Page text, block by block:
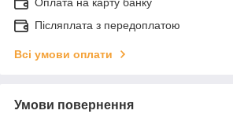
Оплата на карту банку
Післяплата з передоплатою
Всі умови оплати
Умови повернення